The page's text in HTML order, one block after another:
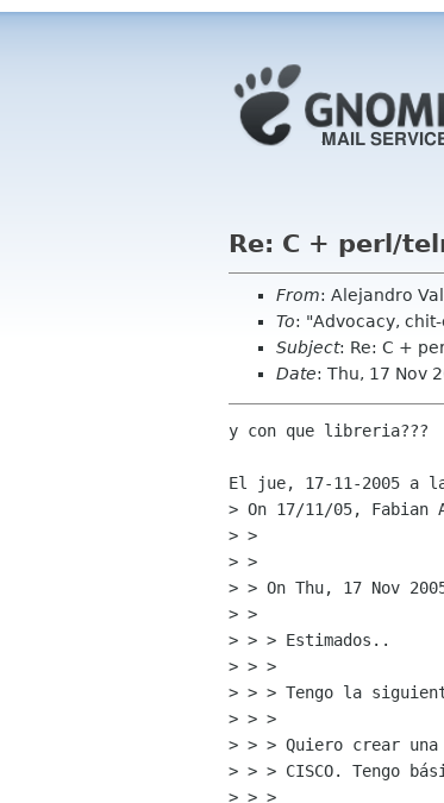
Re: C + perl/
From: Alejandro
To: "Advocacy,
Subject: Re: C +
Date: Thu, 17 Nov
y con que libreria???
El jue, 17-11-2005 a
> On 17/11/05,
> >
> >
> > On Thu, 17 Nov
> >
> > > Estimados..
> > >
> > > Tengo la
> > >
> > > Quiero crear
> > > CISCO. Tengo
> > >